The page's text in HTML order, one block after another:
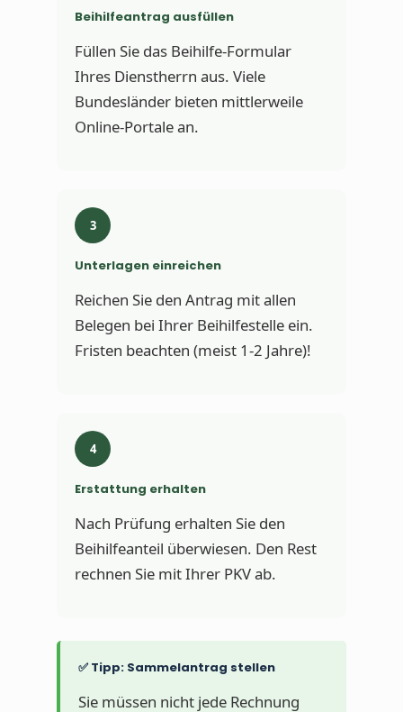
Beihilfeantrag ausfüllen
Füllen Sie das Beihilfe-Formular
Ihres Dienstherrn aus. Viele
Bundesländer bieten mittlerweile
Online-Portale an.
3
Unterlagen einreichen
Reichen Sie den Antrag mit allen
Belegen bei Ihrer Beihilfestelle ein.
Fristen beachten (meist 1-2 Jahre)!
4
Erstattung erhalten
Nach Prüfung erhalten Sie den
Beihilfeanteil überwiesen. Den Rest
rechnen Sie mit Ihrer PKV ab.
✅ Tipp: Sammelantrag stellen
Sie müssen nicht jede Rechnung